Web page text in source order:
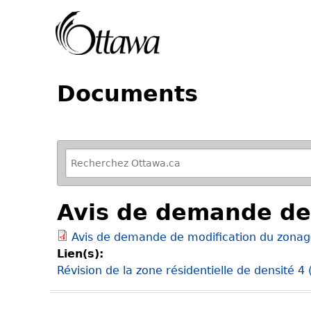
Documents
R
e
f
i
n
e
y
o
u
Avis de demande
Avis de demande de modification du
Lien(s):
Révision de la zone résidentielle de densité 4